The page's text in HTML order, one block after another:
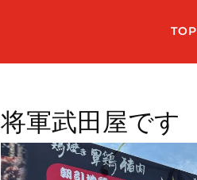
TOP
将軍武田屋です